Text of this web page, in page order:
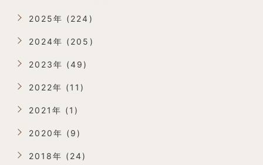
2025年 (224)
2024年 (205)
2023年 (49)
2022年 (11)
2021年 (1)
2020年 (9)
2018年 (24)